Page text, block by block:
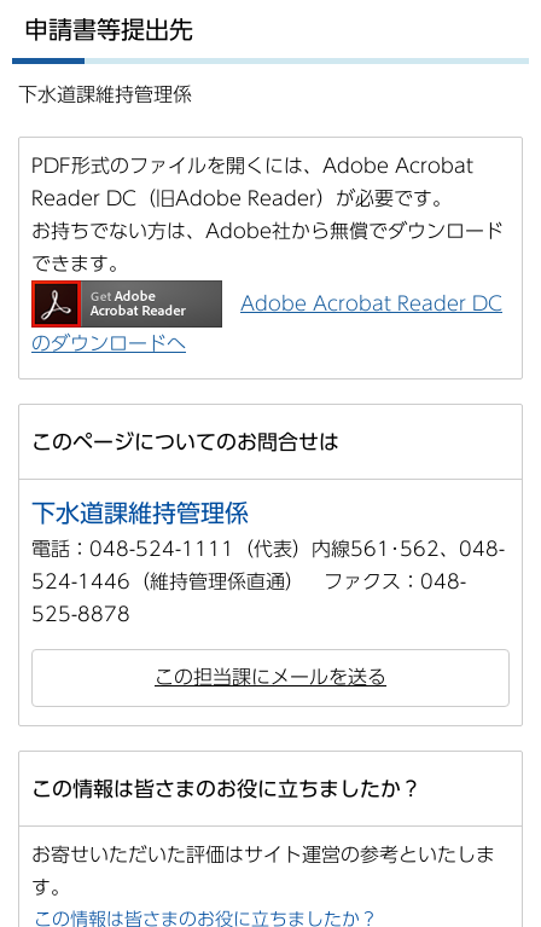
申請書等提出先
下水道課維持管理係
PDF形式のファイルを開くには、Adobe Acrobat
Reader DC（旧Adobe Reader）が必要です。
お持ちでない方は、Adobe社から無償でダウンロード
できます。
Adobe Acrobat Reader DC
のダウンロードへ
このページについてのお問合せは
下水道課維持管理係
電話：048-524-1111（代表）内線561･562、048-
524-1446（維持管理係直通） ファクス：048-
525-8878
この担当課にメールを送る
この情報は皆さまのお役に立ちましたか？
お寄せいただいた評価はサイト運営の参考といたしま
す。
この情報は皆さまのお役に立ちましたか？